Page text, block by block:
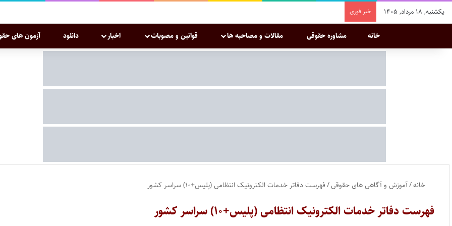
یکشنبه, ۱۸ مرداد, ۱۴۰۵ خبر فوری
خانه مشاوره حقوقی مقالات و مصاحبه ها قوانین و مصوبات اخبار دانلود آزمون های
خانه/آموزش و آگاهی های حقوقی/فهرست دفاتر خدمات الکترونیک انتظامی (پلیس+۱۰) سراسر کشور
فهرست دفاتر خدمات الکترونیک انتظامی (پلیس+۱۰) سراسر کشور